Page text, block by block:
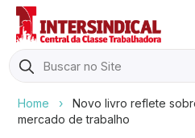
Search
for:
Home ›
Novo livro reflete
mercado de trabalho